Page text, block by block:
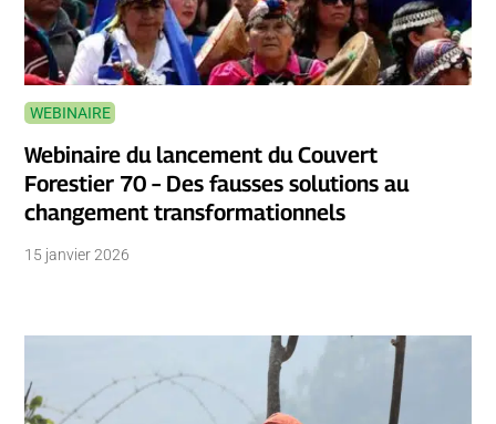
WEBINAIRE
Webinaire du lancement du Couvert
Forestier 70 – Des fausses solutions au
changement transformationnels
15 janvier 2026